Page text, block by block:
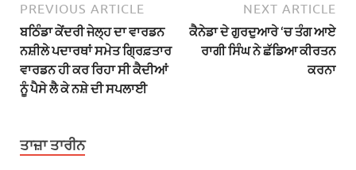
PREVIOUS ARTICLE
ਬਠਿੰਡਾ ਕੇਂਦਰੀ ਜੇਲ੍ਹ ਦਾ ਵਾਰਡਨ
ਨਸ਼ੀਲੇ ਪਦਾਰਥਾਂ ਸਮੇਤ ਗ੍ਰਿਫ਼ਤਾਰ
ਵਾਰਡਨ ਹੀ ਕਰ ਰਿਹਾ ਸੀ ਕੈਦੀਆਂ
ਨੂੰ ਪੈਸੇ ਲੈ ਕੇ ਨਸ਼ੇ ਦੀ ਸਪਲਾਈ
NEXT ARTICLE
ਕੈਨੇਡਾ ਦੇ ਗੁਰਦੁਆਰੇ ‘ਚ ਤੰਗ ਆਏ
ਰਾਗੀ ਸਿੰਘ ਨੇ ਛੱਡਿਆ ਕੀਰਤਨ
ਕਰਨਾ
ਤਾਜ਼ਾ ਤਾਰੀਨ